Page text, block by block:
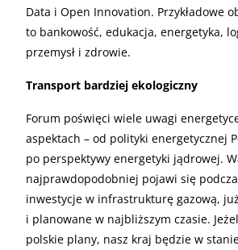
Data i Open Innovation. Przykładowe
to bankowość, edukacja, energetyka,
przemysł i zdrowie.
Transport bardziej ekologiczny
Forum poświęci wiele uwagi
aspektach – od polityki energetycznej
po perspektywy energetyki jądrowej.
najprawdopodobniej pojawi się
inwestycje w infrastrukturę gazową,
i planowane w najbliższym czasie.
polskie plany, nasz kraj będzie w